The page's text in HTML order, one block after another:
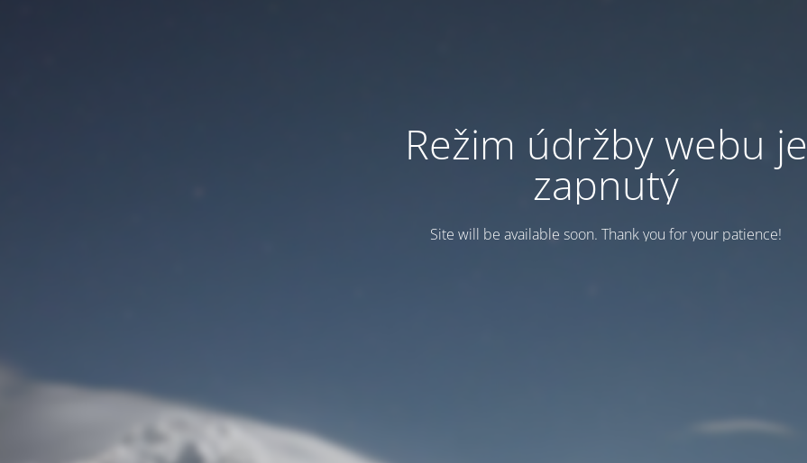
Režim údržby webu je
zapnutý
Site will be available soon. Thank you for your patience!